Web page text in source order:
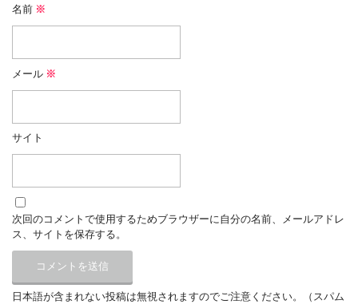
名前 ※
メール ※
サイト
次回のコメントで使用するためブラウザーに自分の名前、メールアドレ
ス、サイトを保存する。
日本語が含まれない投稿は無視されますのでご注意ください。（スパム